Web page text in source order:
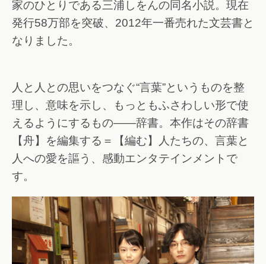
家のひとりである三浦しをんの同名小説。現在
発行58万部を突破、2012年一番売れた文芸書と
なりました。
人と人との思いをつなぐ“言葉”というものを整
理し、意味を示し、もっともふさわしい形で使
えるようにするもの――辞書。本作はその辞書
【舟】を編集する＝【編む】人たちの、言葉と
人への愛を謳う、感動エンタテインメントで
す。